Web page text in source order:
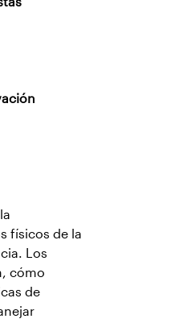
físicos de la
Los
cómo
de